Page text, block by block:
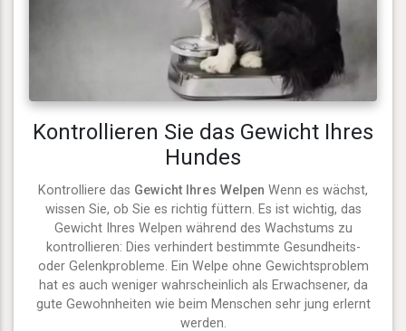
Kontrollieren Sie das Gewicht Ihres
Hundes
Kontrolliere das Gewicht Ihres Welpen Wenn es wächst,
wissen Sie, ob Sie es richtig füttern. Es ist wichtig, das
Gewicht Ihres Welpen während des Wachstums zu
kontrollieren: Dies verhindert bestimmte Gesundheits-
oder Gelenkprobleme. Ein Welpe ohne Gewichtsproblem
hat es auch weniger wahrscheinlich als Erwachsener, da
gute Gewohnheiten wie beim Menschen sehr jung erlernt
werden.